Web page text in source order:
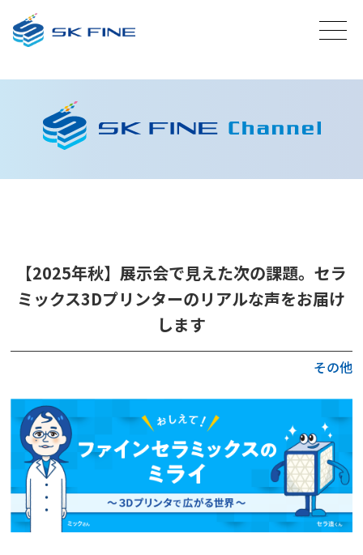
【2025年秋】展示会で見えた次の課題。セラ
ミックス3Dプリンターのリアルな声をお届け
します
その他